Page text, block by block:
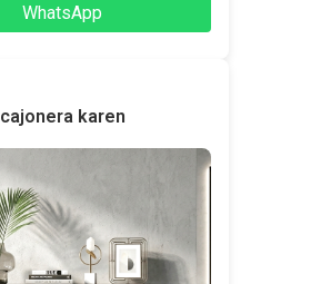
WhatsApp
cajonera karen